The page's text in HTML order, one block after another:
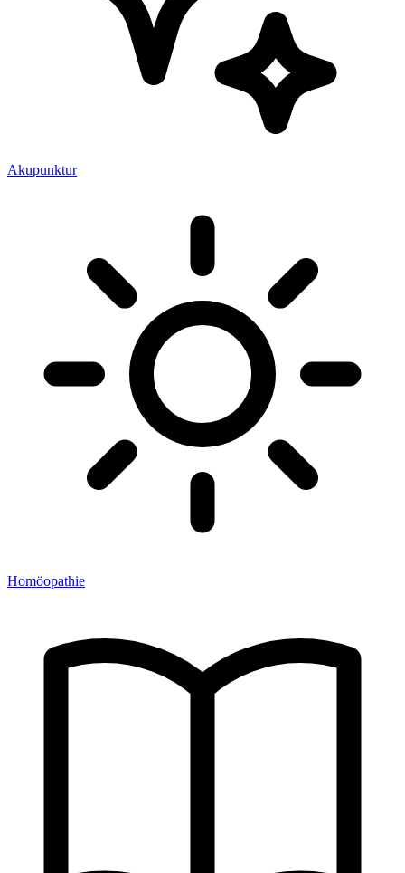
Akupunktur
Homöopathie